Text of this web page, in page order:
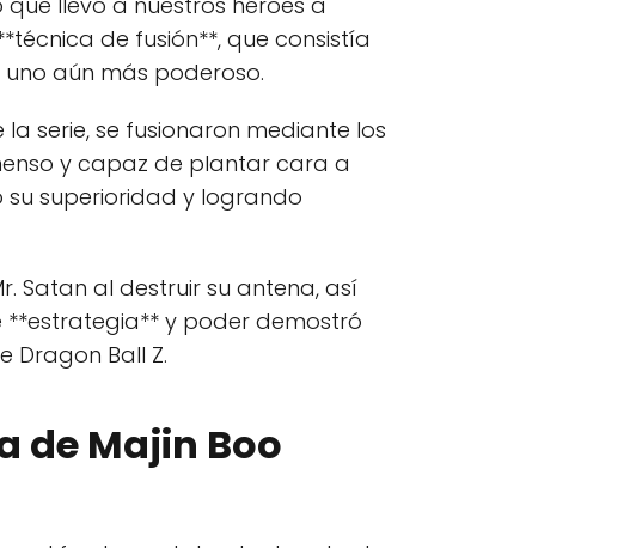
de fusión**, que consistía
aún más poderoso.
serie, se fusionaron mediante los
y capaz de plantar cara a
su superioridad y logrando
Satan al destruir su antena, así
**estrategia** y poder demostró
Dragon Ball Z.
de Majin Boo